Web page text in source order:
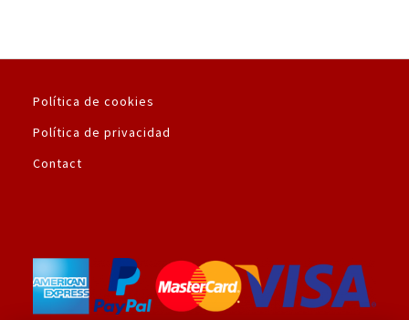
Política de cookies
Política de privacidad
Contact